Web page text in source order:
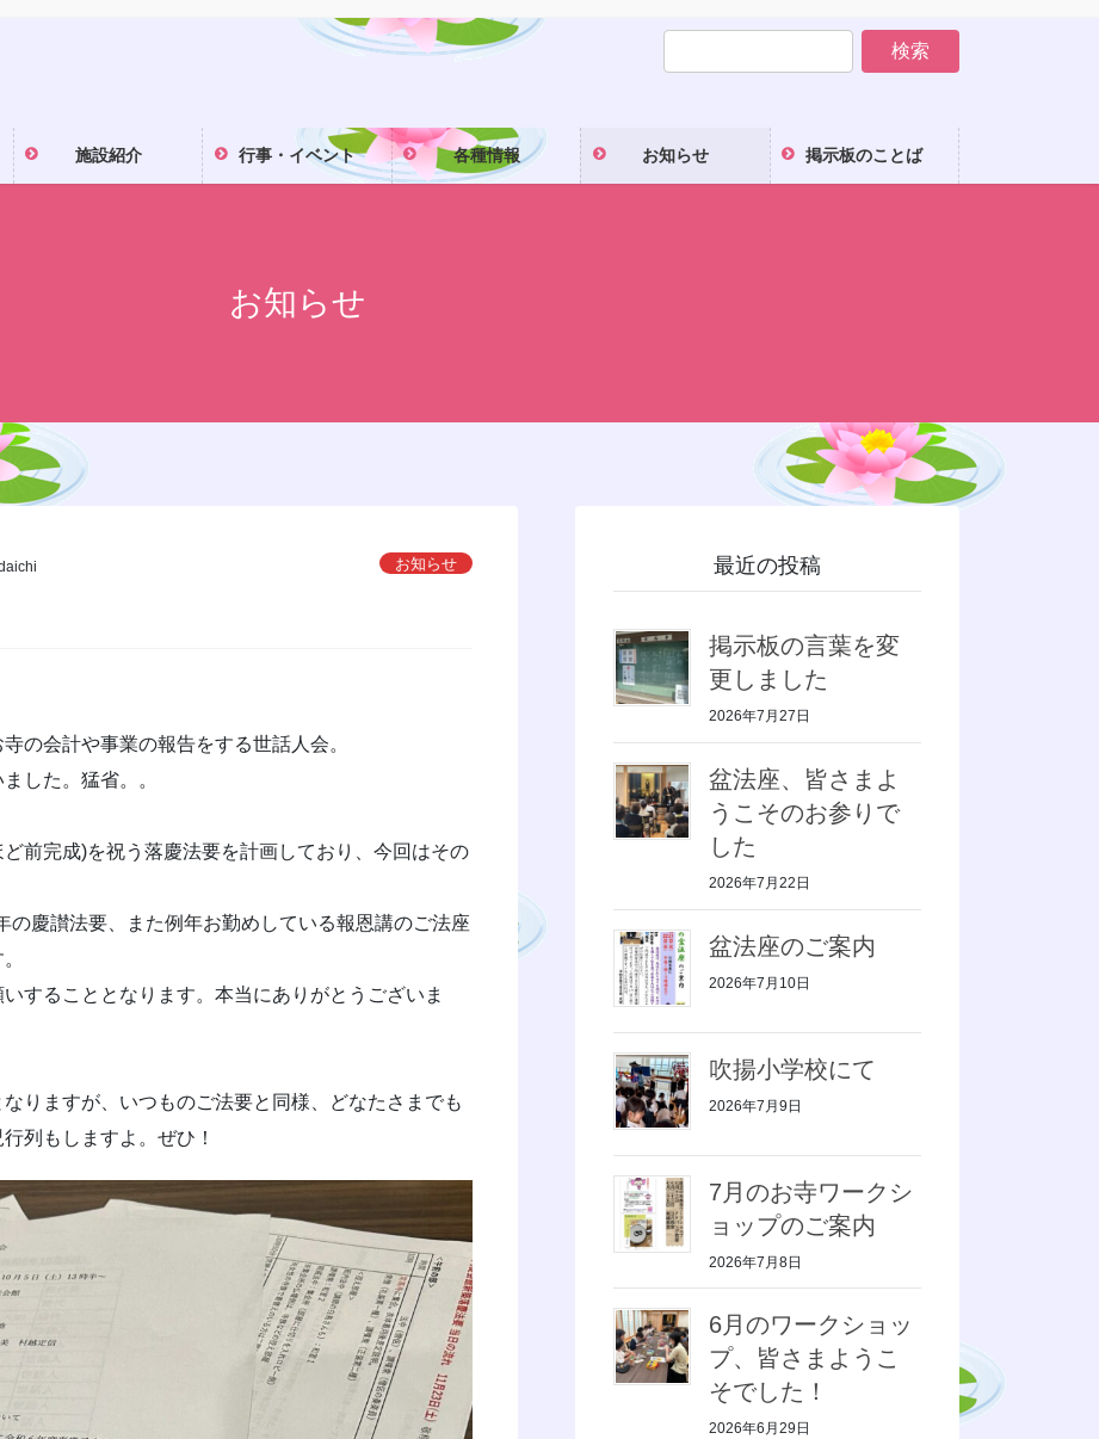
施設紹介 行事・イベント 各種情報 お知らせ 掲示板のことば
お知らせ
お知らせ
の会計や事業の報告をする世話人会。
した。猛省。。
前完成)を祝う落慶法要を計画しており、今回はその
の慶讃法要、また例年お勤めしている報恩講のご法座
することとなります。本当にありがとうございま
りますが、いつものご法要と同様、どなたさまでも
列もしますよ。ぜひ！
最近の投稿
掲示板の言葉を変
更しました
2026年7月27日
盆法座、皆さまよ
うこそのお参りで
した
2026年7月22日
盆法座のご案内
2026年7月10日
吹揚小学校にて
2026年7月9日
7月のお寺ワークシ
ョップのご案内
2026年7月8日
6月のワークショッ
プ、皆さまようこ
そでした！
2026年6月29日